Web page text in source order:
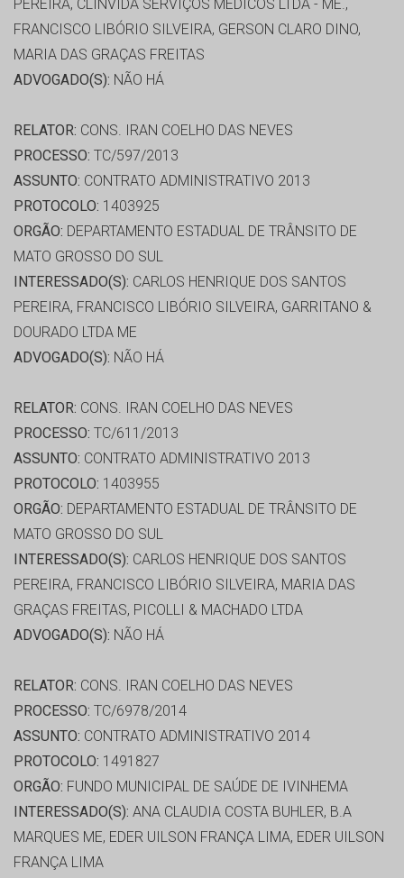
PEREIRA, CLINVIDA SERVIÇOS MÉDICOS LTDA - ME.,
FRANCISCO LIBÓRIO SILVEIRA, GERSON CLARO DINO,
MARIA DAS GRAÇAS FREITAS
ADVOGADO(S): NÃO HÁ
RELATOR: CONS. IRAN COELHO DAS NEVES
PROCESSO: TC/597/2013
ASSUNTO: CONTRATO ADMINISTRATIVO 2013
PROTOCOLO: 1403925
ORGÃO: DEPARTAMENTO ESTADUAL DE TRÂNSITO DE
MATO GROSSO DO SUL
INTERESSADO(S): CARLOS HENRIQUE DOS SANTOS
PEREIRA, FRANCISCO LIBÓRIO SILVEIRA, GARRITANO &
DOURADO LTDA ME
ADVOGADO(S): NÃO HÁ
RELATOR: CONS. IRAN COELHO DAS NEVES
PROCESSO: TC/611/2013
ASSUNTO: CONTRATO ADMINISTRATIVO 2013
PROTOCOLO: 1403955
ORGÃO: DEPARTAMENTO ESTADUAL DE TRÂNSITO DE
MATO GROSSO DO SUL
INTERESSADO(S): CARLOS HENRIQUE DOS SANTOS
PEREIRA, FRANCISCO LIBÓRIO SILVEIRA, MARIA DAS
GRAÇAS FREITAS, PICOLLI & MACHADO LTDA
ADVOGADO(S): NÃO HÁ
RELATOR: CONS. IRAN COELHO DAS NEVES
PROCESSO: TC/6978/2014
ASSUNTO: CONTRATO ADMINISTRATIVO 2014
PROTOCOLO: 1491827
ORGÃO: FUNDO MUNICIPAL DE SAÚDE DE IVINHEMA
INTERESSADO(S): ANA CLAUDIA COSTA BUHLER, B.A
MARQUES ME, EDER UILSON FRANÇA LIMA, EDER UILSON
FRANÇA LIMA